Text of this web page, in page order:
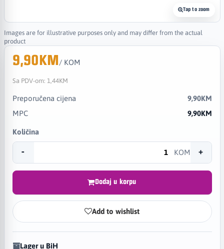
Tap to zoom
Images are for illustrative purposes only and may differ from the actual
product
9,90KM/ KOM
Sa PDV-om: 1,44KM
Preporučena cijena
9,90KM
MPC
9,90KM
Količina
- KOM +
Dodaj u korpu
Add to wishlist
Lager u BiH